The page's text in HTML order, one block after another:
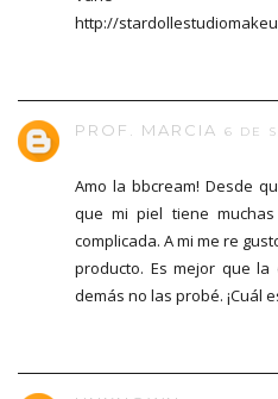
http://
PROF. MARCIA 6 DE
Amo la bbcream! Desde
que mi piel tiene
complicada. A mi me re
producto. Es mejor que
demás no las probé. ¡Cuál